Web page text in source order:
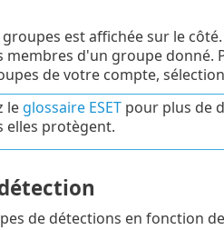
est affichée sur le
membres d'un groupe donné.
de votre compte,
le glossaire ESETpour plus de
elles protègent.
de détections en fonction